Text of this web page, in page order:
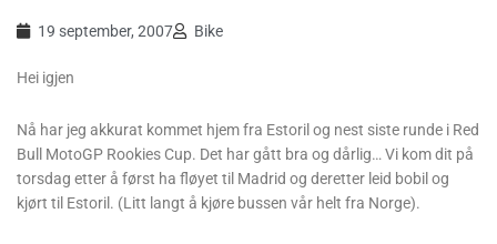
19 september, 2007 Bike
Hei igjen
Nå har jeg akkurat kommet hjem fra Estoril og nest siste runde i Red
Bull MotoGP Rookies Cup. Det har gått bra og dårlig… Vi kom dit på
torsdag etter å først ha fløyet til Madrid og deretter leid bobil og
kjørt til Estoril. (Litt langt å kjøre bussen vår helt fra Norge).